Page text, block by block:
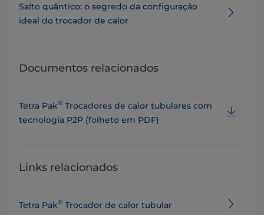
Salto quântico: o segredo da configuração
ideal do trocador de calor
Documentos relacionados
Tetra Pak® Trocadores de calor tubulares com
tecnologia P2P (folheto em PDF)
Links relacionados
Tetra Pak® Trocador de calor tubular